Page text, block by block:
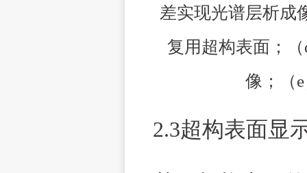
差实现光谱层析成
复用超构表面；（
像；（e
2.3超构表面显